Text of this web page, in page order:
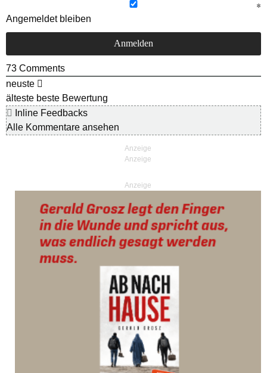
Angemeldet bleiben
73 Comments
neuste
älteste beste Bewertung
Inline Feedbacks
Alle Kommentare ansehen
Anzeige